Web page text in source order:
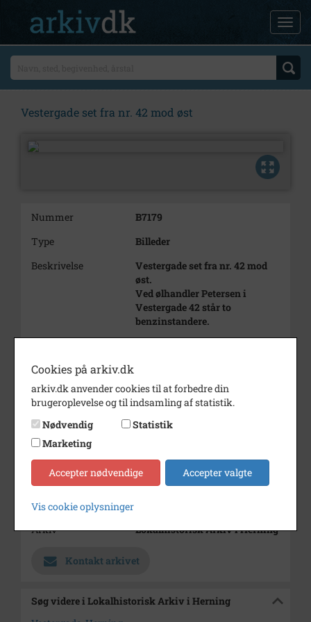
Vestergade set fra nr. 42 mod øst
Nummer
B7179
Type
Billeder
Beskrivelse
Vestergade set fra nr. 42 mod
øst.
Ved ølhandler Petersen i
Vestergade 42 står to
benzinstandere.
Fotograf
Størrelse
12 x 16
Materiale
s/h positiv
Se på kort
Type
Sogn (1000-2050)
Arkiv
Lokalhistorisk Arkiv i Herning
Kontakt arkivet
Søg videre i Lokalhistorisk Arkiv i Herning
Cookies på arkiv.dk
arkiv.dk anvender cookies til at forbedre din
brugeroplevelse og til indsamling af statistik.
Nødvendig
Statistik
Marketing
Accepter nødvendige Accepter valgte
Vis cookie oplysninger